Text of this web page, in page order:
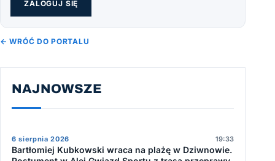
ZALOGUJ SIĘ
← WRÓĆ DO PORTALU
NAJNOWSZE
6 sierpnia 2026 19:33
Bartłomiej Kubkowski wraca na plażę w Dziwnowie.